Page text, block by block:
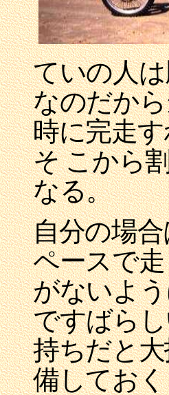
ていの人
なのだか
時に完走
そ こから
なる。
自分の場
ペースで
がないよ
ですばら
持ちだと
備してお